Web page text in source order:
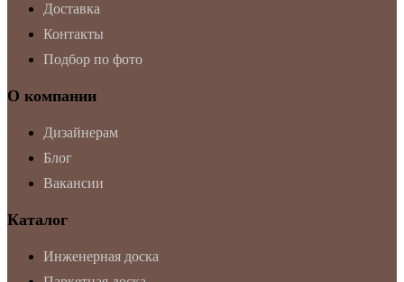
Доставка
Контакты
Подбор по фото
О компании
Дизайнерам
Блог
Вакансии
Каталог
Инженерная доска